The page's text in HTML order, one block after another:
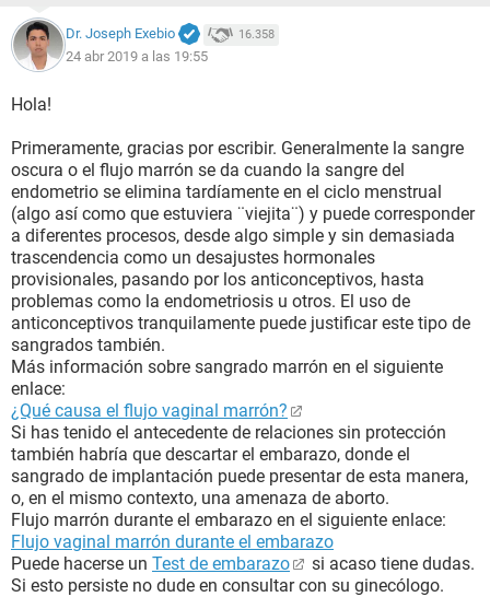
Dr. Joseph Exebio 16.358
24 abr 2019 a las 19:55
Hola!
Primeramente, gracias por escribir. Generalmente la sangre
oscura o el flujo marrón se da cuando la sangre del
endometrio se elimina tardíamente en el ciclo menstrual
(algo así como que estuviera ¨viejita¨) y puede corresponder
a diferentes procesos, desde algo simple y sin demasiada
trascendencia como un desajustes hormonales
provisionales, pasando por los anticonceptivos, hasta
problemas como la endometriosis u otros. El uso de
anticonceptivos tranquilamente puede justificar este tipo de
sangrados también.
Más información sobre sangrado marrón en el siguiente
enlace:
¿Qué causa el flujo vaginal marrón?
Si has tenido el antecedente de relaciones sin protección
también habría que descartar el embarazo, donde el
sangrado de implantación puede presentar de esta manera,
o, en el mismo contexto, una amenaza de aborto.
Flujo marrón durante el embarazo en el siguiente enlace:
Flujo vaginal marrón durante el embarazo
Puede hacerse un Test de embarazo
si acaso tiene dudas.
Si esto persiste no dude en consultar con su ginecólogo.